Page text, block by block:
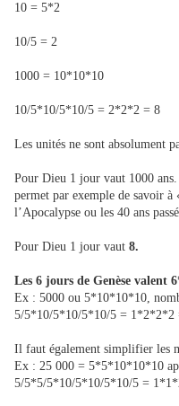
10 = 5*2
10/5 = 2
1000 = 10*10*10
10/5*10/5*10/5 = 2*2*2 = 8
Les unités ne sont absolument
Pour Dieu 1 jour vaut 1000
permet par exemple de savoir à
l’Apocalypse ou les 40 ans
Pour Dieu 1 jour vaut 8.
Les 6 jours de Genèse valent
Ex : 5000 ou 5*10*10*10,
5/5*10/5*10/5*10/5 = 1*2*2*2
Il faut également simplifier les
Ex : 25 000 = 5*5*10*10*10
5/5*5/5*10/5*10/5*10/5 =